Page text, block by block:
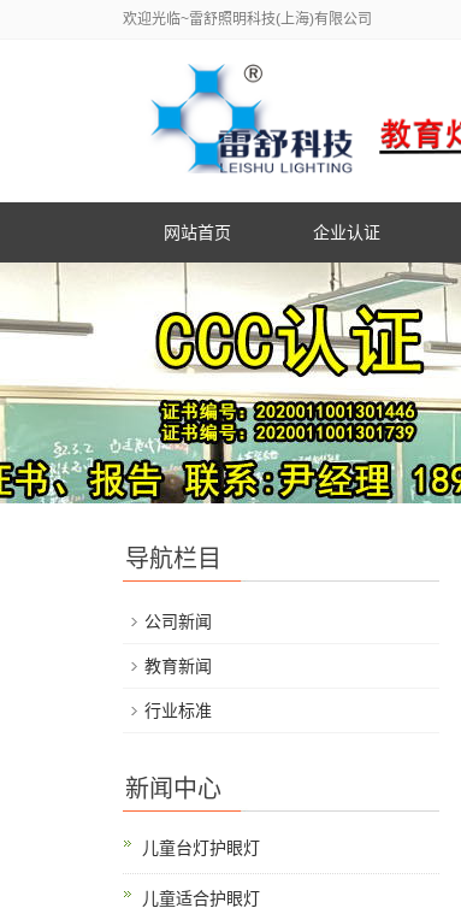
欢迎光临~雷舒照明科技(上海)有限公司
网站首页 企业认证
导航栏目
公司新闻
教育新闻
行业标准
新闻中心
儿童台灯护眼灯
儿童适合护眼灯